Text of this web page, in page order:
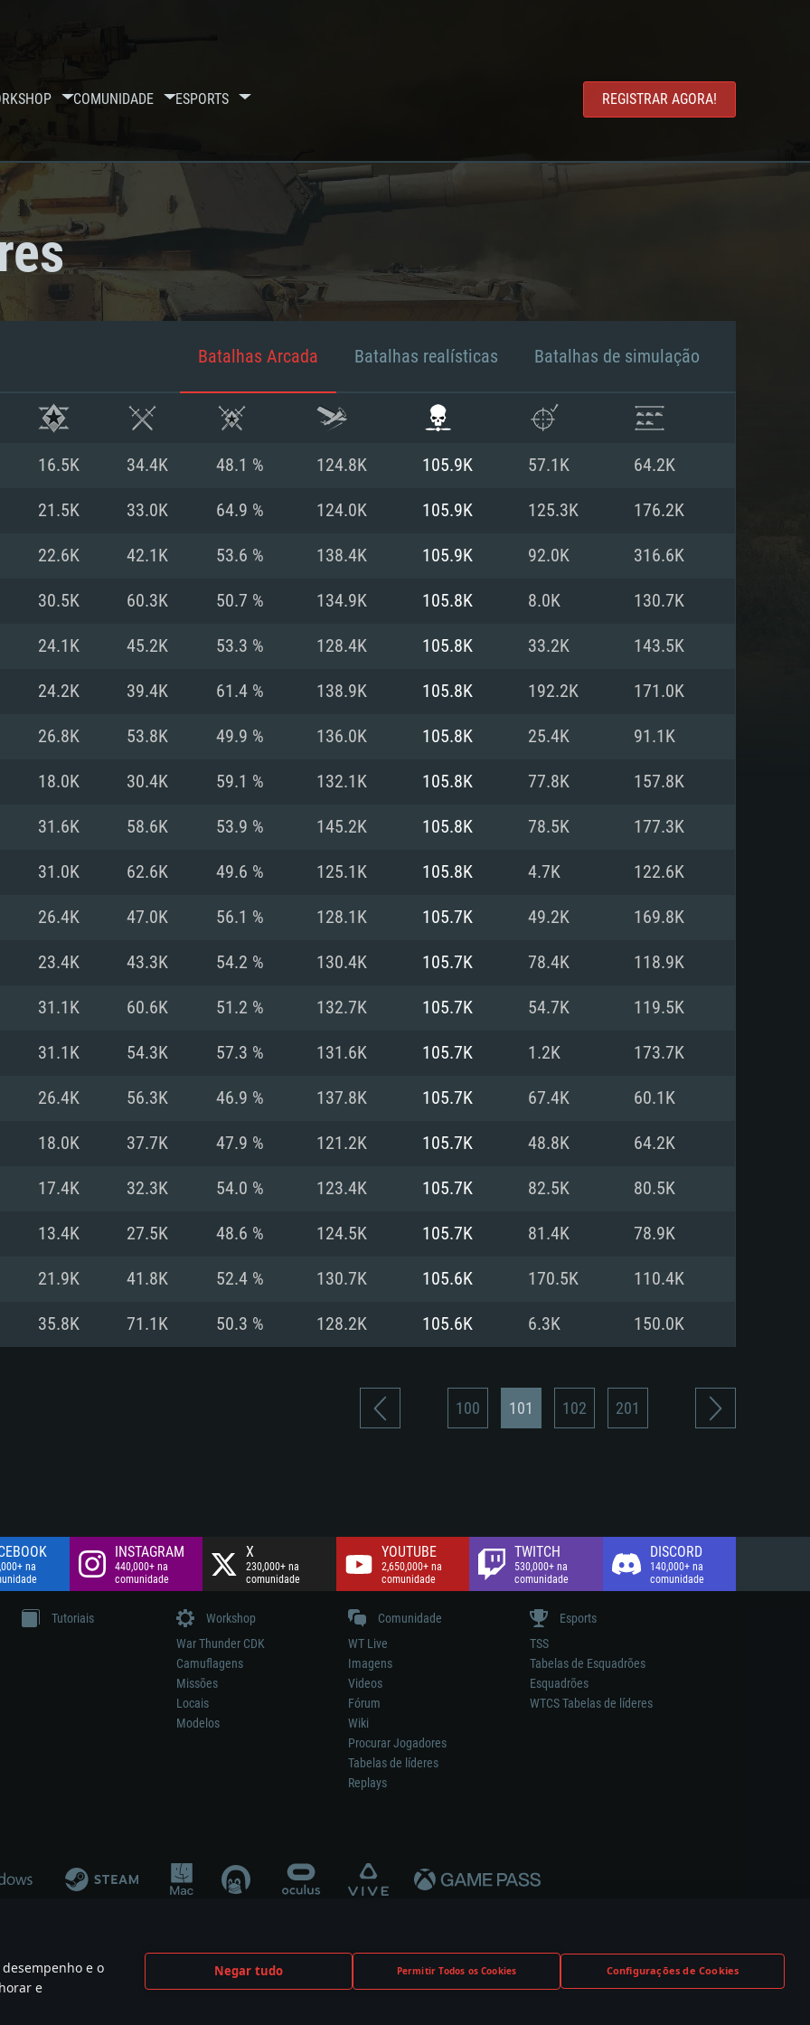
e o
e
Negar tudo Permitir Todos os Cookies Configurações de Cookies
COMUNIDADE ESPORTS REGISTRAR AGORA!
DE SISTEMA
Resolução
Recomendado
superior
Memória: 16 GB ou mais
Placa Gráfica: Placa com DirectX 11 ou superior;
Nvidia GeForce 1060 ou superior, Radeon RX 570
(Intel Xeon
Metal.
Recomendado
mais recente
Processador: Core i7 (Intel Xeon não suportado)
Memória: 8 GB
Placa Gráfica: Radeon Vega II ou superior com
suporte Metal.
Network: Internet de banda larga.
Disco: 60,2 GB
drivers mais
/ equivalentes
mínima
Recomendado
recentes (não mais de 6 meses) / equivalentes
AMD (Radeon RX 570) com os drivers mais
Vulkan.
Network: Internet de banda larga.
Disco: 60,2 GB
Batalhas Arcada Batalhas realísticas Batalhas de simulação
16.5K 34.4K 48.1 % 124.8K 105.9K 57.1K 64.2K
21.5K 33.0K 64.9 % 124.0K 105.9K 125.3K 176.2K
22.6K 42.1K 53.6 % 138.4K 105.9K 92.0K 316.6K
30.5K 60.3K 50.7 % 134.9K 105.8K 8.0K 130.7K
24.1K 45.2K 53.3 % 128.4K 105.8K 33.2K 143.5K
24.2K 39.4K 61.4 % 138.9K 105.8K 192.2K 171.0K
26.8K 53.8K 49.9 % 136.0K 105.8K 25.4K 91.1K
18.0K 30.4K 59.1 % 132.1K 105.8K 77.8K 157.8K
31.6K 58.6K 53.9 % 145.2K 105.8K 78.5K 177.3K
31.0K 62.6K 49.6 % 125.1K 105.8K 4.7K 122.6K
26.4K 47.0K 56.1 % 128.1K 105.7K 49.2K 169.8K
23.4K 43.3K 54.2 % 130.4K 105.7K 78.4K 118.9K
31.1K 60.6K 51.2 % 132.7K 105.7K 54.7K 119.5K
31.1K 54.3K 57.3 % 131.6K 105.7K 1.2K 173.7K
26.4K 56.3K 46.9 % 137.8K 105.7K 67.4K 60.1K
18.0K 37.7K 47.9 % 121.2K 105.7K 48.8K 64.2K
17.4K 32.3K 54.0 % 123.4K 105.7K 82.5K 80.5K
13.4K 27.5K 48.6 % 124.5K 105.7K 81.4K 78.9K
21.9K 41.8K 52.4 % 130.7K 105.6K 170.5K 110.4K
35.8K 71.1K 50.3 % 128.2K 105.6K 6.3K 150.0K
100 101 102 201
na
INSTAGRAM
440,000+ na
comunidade
X
230,000+ na
comunidade
YOUTUBE
2,650,000+ na
comunidade
TWITCH
530,000+ na
comunidade
DISCORD
140,000+ na
comunidade
Tutoriais
Workshop
War Thunder CDK
Camuflagens
Missões
Locais
Modelos
Comunidade
WT Live
Imagens
Videos
Fórum
Wiki
Procurar Jogadores
Tabelas de líderes
Replays
Esports
TSS
Tabelas de Esquadrões
Esquadrões
WTCS Tabelas de líderes
significa participação no desenvolvimento, patrocínio ou aval do respetivo construtor.
are the property of their respective owners.